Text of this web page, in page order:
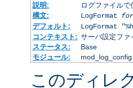
説明:
ログファイル
構文:
LogFormat
デフォルト:
LogFormat
コンテキスト: サーバ設定ファ
ステータス:
Base
モジュール:
mod_log_config
このディレ